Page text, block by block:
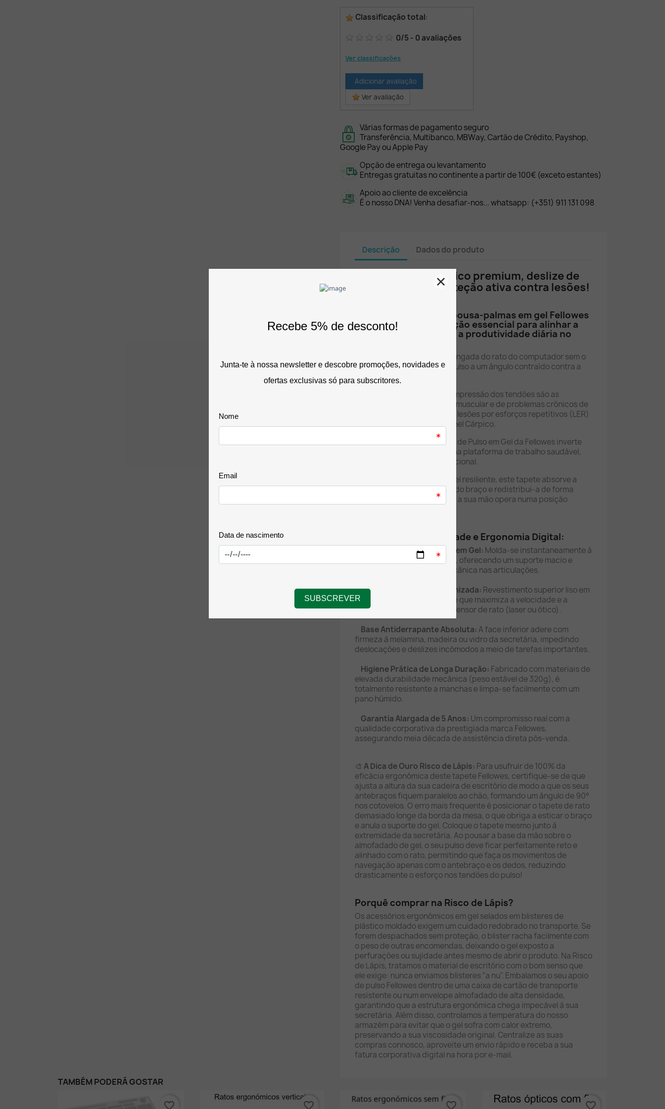
Classificação total:
0/5 - 0 avaliações
Ver classificações
Adicionar avaliação
Ver avaliação
Várias formas de pagamento seguro
Transferência, Multibanco, MBWay, Cartão de Crédito, Payshop,
Google Pay ou Apple Pay
Opção de entrega ou levantamento
Entregas gratuitas no continente a partir de 100€ (exceto estantes)
Apoio ao cliente de excelência
É o nosso DNA! Venha desafiar-nos... whatsapp: (+351) 911 131 098
Descrição Dados do produto
Conforto ergonómico premium, deslize de
alta precisão e proteção ativa contra lesões!
O tapete de rato com pousa-palmas em gel Fellowes
(202x230 mm): a solução essencial para alinhar a
sua postura e otimizar a produtividade diária no
A utilização intensiva e prolongada do rato do computador sem o
suporte adequado força o pulso a um ângulo contraído contra a
dureza da secretária.
Esta fricção contínua e a compressão dos tendões são as
principais causas de fadiga muscular e de problemas crónicos de
saúde ocupacional, como as lesões por esforços repetitivos (LER)
ou a temida Síndrome do Túnel Cárpico.
O Tapete de Rato com Apoio de Pulso em Gel da Fellowes inverte
este cenário, oferecendo uma plataforma de trabalho saudável,
ergonómica e altamente funcional.
Com o seu almofadado em gel resiliente, este tapete absorve a
pressão exercida pelo peso do braço e redistribui-a de forma
homogénea, garantindo que a sua mão opera numa posição
Destaques de Praticidade e Ergonomia Digital:
Pousa-Pusos Anatómico em Gel: Molda-se instantaneamente à
anatomia única do utilizador, oferecendo um suporte macio e
firme que alivia a tensão mecânica nas articulações.
Superfície de Deslize Otimizada: Revestimento superior liso em
plástico de alta performance que maximiza a velocidade e a
precisão ótica de qualquer sensor de rato (laser ou ótico).
Base Antiderrapante Absoluta:A face inferior adere com
firmeza à melamina, madeira ou vidro da secretária, impedindo
deslocações e deslizes incómodos a meio de tarefas importantes.
Higiene Prática de Longa Duração: Fabricado com materiais de
elevada durabilidade mecânica (peso estável de 320g), é
totalmente resistente a manchas e limpa-se facilmente com um
pano húmido.
Garantia Alargada de 5 Anos: Um compromisso real com a
qualidade corporativa da prestigiada marca Fellowes,
assegurando meia década de assistência direta pós-venda.
🎨 A Dica de Ouro Risco de Lápis: Para usufruir de 100% da
eficácia ergonómica deste tapete Fellowes, certifique-se de que
ajusta a altura da sua cadeira de escritório de modo a que os seus
antebraços fiquem paralelos ao chão, formando um ângulo de 90°
nos cotovelos. O erro mais frequente é posicionar o tapete de rato
demasiado longe da borda da mesa, o que obriga a esticar o braço
e anula o suporte do gel. Coloque o tapete mesmo junto à
extremidade da secretária. Ao pousar a base da mão sobre o
almofadado de gel, o seu pulso deve ficar perfeitamente reto e
alinhado com o rato, permitindo que faça os movimentos de
navegação apenas com o antebraço e os dedos, reduzindo
drasticamente o esforço nos tendões do pulso!
Porquê comprar na Risco de Lápis?
Os acessórios ergonómicos em gel selados em blisteres de
plástico moldado exigem um cuidado redobrado no transporte. Se
forem despachados sem proteção, o blister racha facilmente com
o peso de outras encomendas, deixando o gel exposto a
perfurações ou sujidade antes mesmo de abrir o produto. Na Risco
de Lápis, tratamos o material de escritório com o bom senso que
ele exige: nunca enviamos blisteres "a nu". Embalamos o seu apoio
de pulso Fellowes dentro de uma caixa de cartão de transporte
resistente ou num envelope almofadado de alta densidade,
garantindo que a estrutura ergonómica chega impecável à sua
secretária. Além disso, controlamos a temperatura do nosso
armazém para evitar que o gel sofra com calor extremo,
preservando a sua viscosidade original. Centralize as suas
compras connosco, aproveite um envio rápido e receba a sua
fatura corporativa digital na hora por e-mail.
TAMBÉM PODERÁ GOSTAR
favorite_border favorite_border favorite_border favorite_border